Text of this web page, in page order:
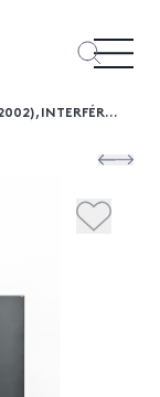
JEAN-PIERRE YVARAL (1934-2002),INTERFÉRENCE B, 1967